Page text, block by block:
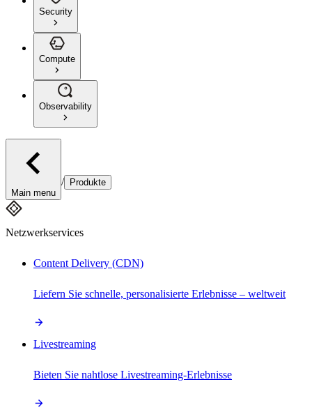
Security
Compute
Observability
Main menu
/ Produkte
Netzwerkservices
Content Delivery (CDN)
Liefern Sie schnelle, personalisierte Erlebnisse – weltweit
Livestreaming
Bieten Sie nahtlose Livestreaming-Erlebnisse